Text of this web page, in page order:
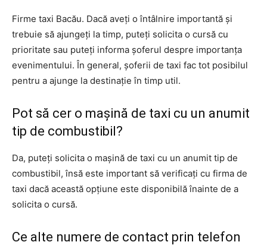
Firme taxi Bacău. Dacă aveți o întâlnire importantă și
trebuie să ajungeți la timp, puteți solicita o cursă cu
prioritate sau puteți informa șoferul despre importanța
evenimentului. În general, șoferii de taxi fac tot posibilul
pentru a ajunge la destinație în timp util.
Pot să cer o mașină de taxi cu un anumit
tip de combustibil?
Da, puteți solicita o mașină de taxi cu un anumit tip de
combustibil, însă este important să verificați cu firma de
taxi dacă această opțiune este disponibilă înainte de a
solicita o cursă.
Ce alte numere de contact prin telefon